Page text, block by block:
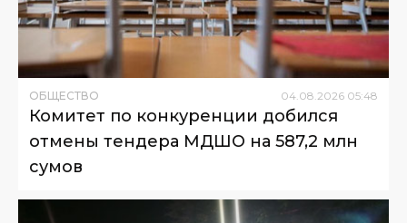
ОБЩЕСТВО 04 08 2026 05:48
Комитет по конкуренции добился
отмены тендера МДШО на 587,2 млн
сумов